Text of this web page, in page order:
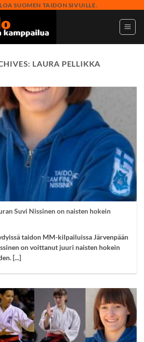
SUOMEN TAIDON SIVUILLE.
LAURA PELLIKKA
Suvi Nissinen on naisten hokein
taidon MM-kilpailuissa Järvenpään
on voittanut juuri naisten hokein
[...]